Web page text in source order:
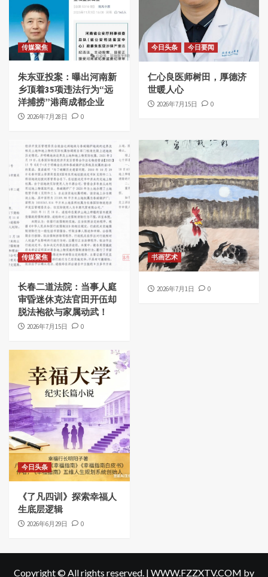
传媒聚焦
朱东亚投案：曝出河南新
乡顶着35项违法行为“远
洋捕捞”港商成都企业
2026年7月28日 0
今日头条 今日要闻
仁心良医师树田，厚德济
世暖人心
2026年7月15日 0
传媒聚焦
长春二道法院：当事人庭
审昏迷休克法官田开伍却
脱法袍欲与家属动武！
2026年7月15日 0
书画艺术
2026年7月1日 0
今日头条
《了凡四训》探索幸福人
生底层逻辑
2026年6月29日 0
Copyright © All rights reserved. | WWW.FZZXTV.COM by